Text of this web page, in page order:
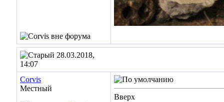
28.03.2018,
14:07
Corvis
Местный
Вверх